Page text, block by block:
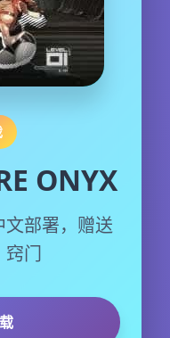
ONYX
部署，赠送
门